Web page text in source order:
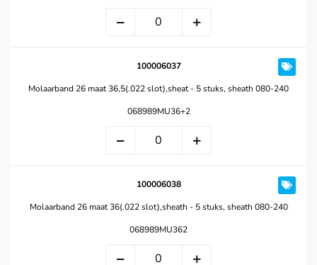
100006037
Molaarband 26 maat 36,5(.022 slot),sheat - 5 stuks, sheath 080-240
068989MU36+2
100006038
Molaarband 26 maat 36(.022 slot),sheath - 5 stuks, sheath 080-240
068989MU362